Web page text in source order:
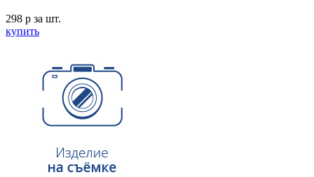
298 p за шт.
купить